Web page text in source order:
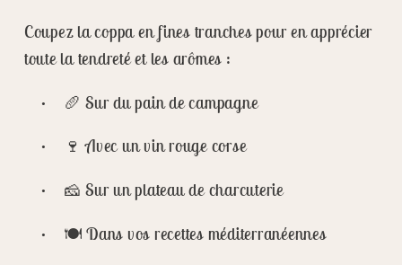
Coupez la coppa en fines tranches pour en apprécier
toute la tendreté et les arômes :
• 🥖 Sur du pain de campagne
• 🍷 Avec un vin rouge corse
• 🧀 Sur un plateau de charcuterie
• 🍽️ Dans vos recettes méditerranéennes